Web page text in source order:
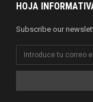
HOJA
Subscribe our